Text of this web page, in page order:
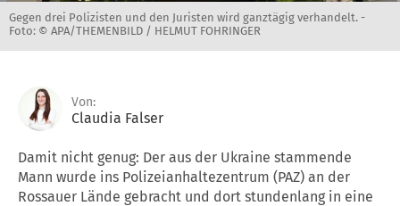
Gegen drei Polizisten und den Juristen wird ganztägig verhandelt. -
Foto: © APA/THEMENBILD / HELMUT FOHRINGER
Von:
Claudia Falser
Damit nicht genug: Der aus der Ukraine stammende
Mann wurde ins Polizeianhaltezentrum (PAZ) an der
Rossauer Lände gebracht und dort stundenlang in eine